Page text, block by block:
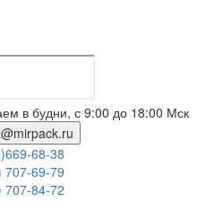
в будни, с 9:00 до 18:00 Мск
68-38
707-69-79
707-84-72